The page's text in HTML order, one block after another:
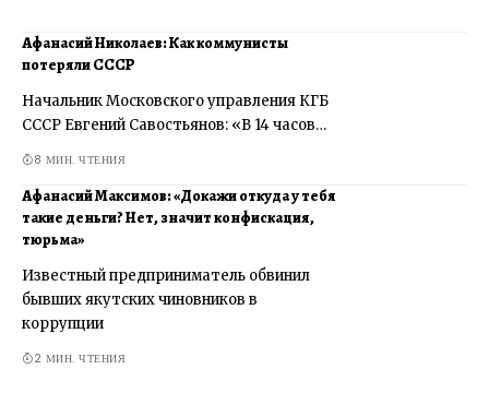
Афанасий Николаев: Как коммунисты
потеряли СССР
Начальник Московского управления КГБ
СССР Евгений Савостьянов: «В 14 часов…
8 МИН. ЧТЕНИЯ
Афанасий Максимов: «Докажи откуда у тебя
такие деньги? Нет, значит конфискация,
тюрьма»
Известный предприниматель обвинил
бывших якутских чиновников в
коррупции
2 МИН. ЧТЕНИЯ